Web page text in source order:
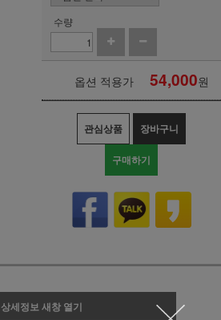
수량
옵션 적용가 54,000원
관심상품 장바구니
구매하기
상세정보 새창 열기